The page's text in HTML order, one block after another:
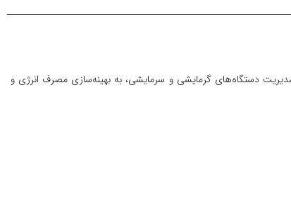
دستگاه‌های گرمایشی و سرمایشی، به بهینه‌سازی مصرف انرژی و